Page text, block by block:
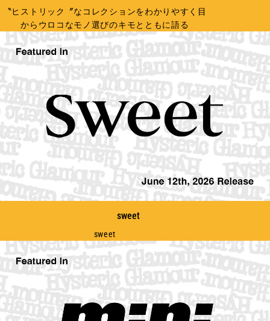
〝ヒストリック〞なコレクションをわかりやすく目
からウロコなモノ選びのキモとともに語る
sweet
sweet